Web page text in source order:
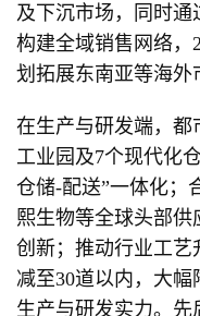
及下沉市场，同时
构建全域销售网络，
划拓展东南亚等海外
在生产与研发端，都
工业园及7个现代化
仓储-配送”一体化；
熙生物等全球头部
创新；推动行业工艺
减至30道以内，大
生产与研发实力。先